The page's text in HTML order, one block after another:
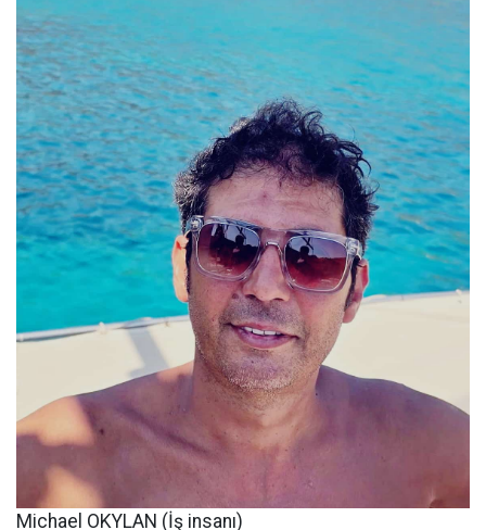
Michael OKYLAN (İş insanı)